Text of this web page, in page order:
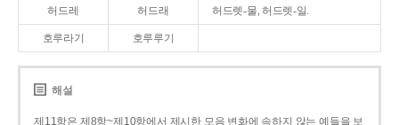
허드레 허드래 허드렛-물, 허드렛-일.
호루라기 호루루기
해설
제11항은 제8항~제10항에서 제시한 모음 변화에 속하지 않는 예들을 보